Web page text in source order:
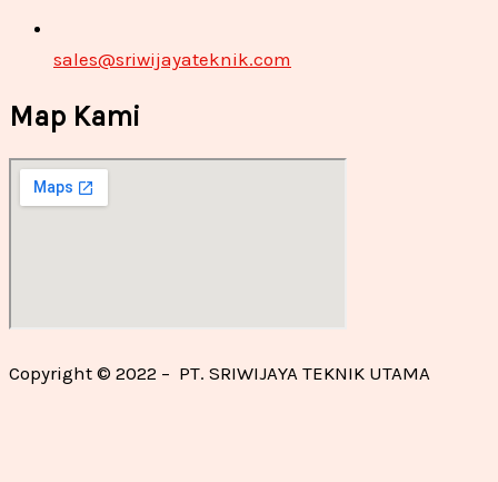
sales@sriwijayateknik.com
Map Kami
Copyright © 2022 – PT. SRIWIJAYA TEKNIK UTAMA